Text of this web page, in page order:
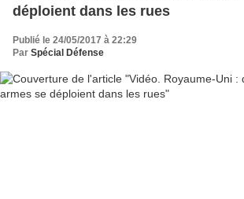
déploient dans les rues
Publié le 24/05/2017 à 22:29
Par Spécial Défense